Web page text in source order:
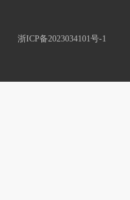
浙ICP备2023034101号-1